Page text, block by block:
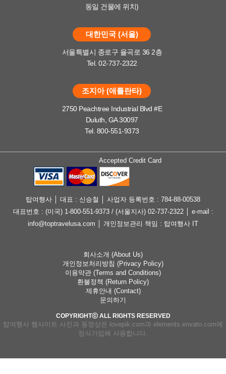
동일 건물에 위치)
대한민국 (서울)
서울특별시 종로구 율곡로 36 2층
Tel. 02-737-2322
조지아 (애틀란타)
2750 Peachtree Industrial Blvd #E
Duluth, GA 30097
Tel. 800-551-9373
Accepted Credit Card
탑여행사 │ 대표 : 신승철 │ 사업자 등록번호 : 784-88-00538
대표번호 : (미국) 1-800-551-9373 / (서울지사) 02-737-2322 │ e-mail :
info@toptravelusa.com │ 개인정보관리 책임 : 탑여행사 IT
회사소개 (About Us)
개인정보처리방침 (Privacy Policy)
이용약관 (Terms and Conditions)
환불정책 (Return Policy)
제휴안내 (Contact)
문의하기
COPYRIGHTⓒ ALL RIGHTS RESERVED
탑여행사 웹사이트 사진과 동영상은 lovepik.com과 elements.envato.com에
정식가입해 사용합니다.